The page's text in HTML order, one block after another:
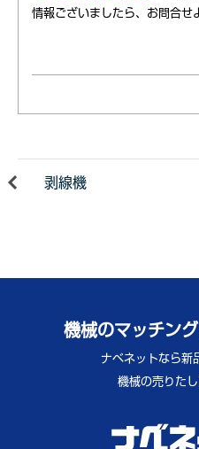
情報ございましたら、お問合せ
剥線機
機械のマッチン
ナベネットなら新
機械の売りた